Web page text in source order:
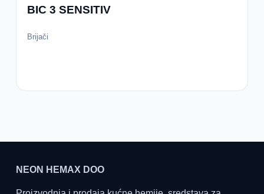
BIC 3 SENSITIV
Brijači
NEON HEMAX DOO